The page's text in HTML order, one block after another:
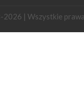
2026 | Wszystkie